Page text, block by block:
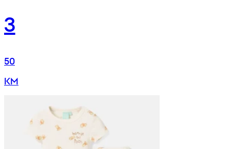
3
50
KM